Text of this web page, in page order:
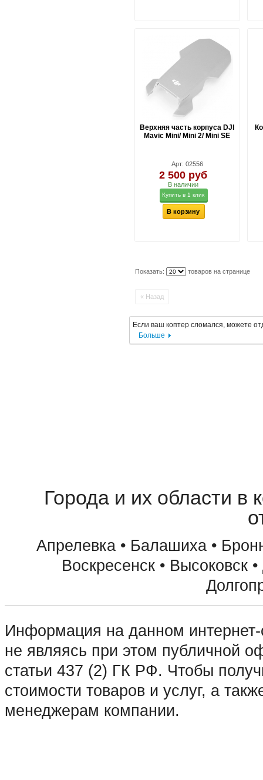
Верхняя часть корпуса DJI
Mavic Mini/ Mini 2/ Mini SE
Арт: 02556
2 500 руб
В наличии
Купить в 1 клик
В корзину
Показать: товаров на странице
« Назад
Если ваш коптер сломался, можете
Больше
Города и их области в
Апрелевка • Балашиха •
Воскресенск • Высоковск
• Домодедово • Дубна •
Зарайск • Зеленоград •
Коломна • Королев • Котельники
Краснозаводск •
Лосино-Петровский • Луховицы
Информация на данном
не являясь при этом публичной
статьи 437 (2) ГК РФ. Чтобы
стоимости товаров и услуг, а
менеджерам компании.